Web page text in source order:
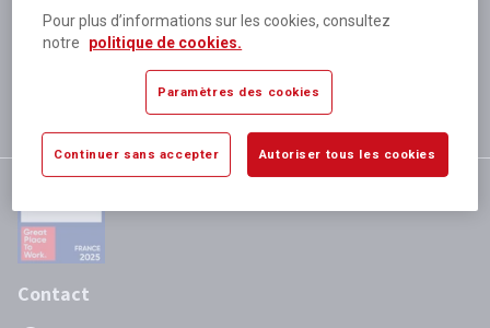
disponibles
Expédition le jour même
si validation avant 12h
satisfaction totale
Contact
Pour plus d’informations sur les cookies, consultez
notre
politique de cookies.
Paramètres des cookies
Continuer sans accepter Autoriser tous les cookies